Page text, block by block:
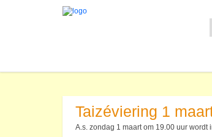
Taizéviering 1
A.s. zondag 1 maart om 19.00 uur